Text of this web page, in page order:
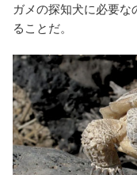
ガメの探知犬に必要
ることだ。